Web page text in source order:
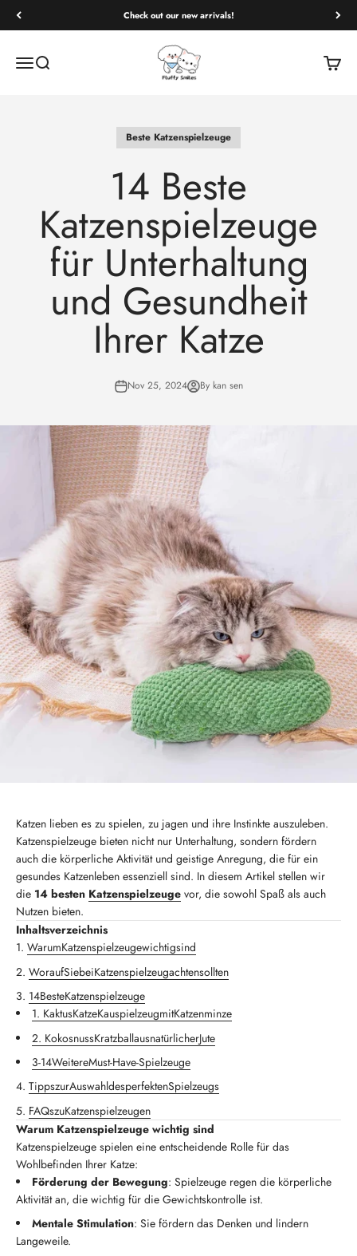
Check out our new arrivals!
Open navigation menu
Open search
Fluffy Smiles
Open
Beste Katzenspielzeuge
14 Beste
Katzenspielzeuge
für Unterhaltung
und Gesundheit
Ihrer Katze
Nov 25, 2024 By kan sen
Katzen lieben es zu spielen, zu jagen und ihre Instinkte auszuleben.
Katzenspielzeuge bieten nicht nur Unterhaltung, sondern fördern
auch die körperliche Aktivität und geistige Anregung, die für ein
gesundes Katzenleben essenziell sind. In diesem Artikel stellen wir
die 14 besten Katzenspielzeuge vor, die sowohl Spaß als auch
Nutzen bieten.
Inhaltsverzeichnis
WarumKatzenspielzeugewichtigsind
WoraufSiebeiKatzenspielzeugachtensollten
14BesteKatzenspielzeuge
1. KaktusKatzeKauspielzeugmitKatzenminze
2. KokosnussKratzballausnatürlicherJute
3-14WeitereMust-Have-Spielzeuge
TippszurAuswahldesperfektenSpielzeugs
FAQszuKatzenspielzeugen
Warum Katzenspielzeuge wichtig sind
Katzenspielzeuge spielen eine entscheidende Rolle für das
Wohlbefinden Ihrer Katze:
Förderung der Bewegung: Spielzeuge regen die körperliche
Aktivität an, die wichtig für die Gewichtskontrolle ist.
Mentale Stimulation: Sie fördern das Denken und lindern
Langeweile.